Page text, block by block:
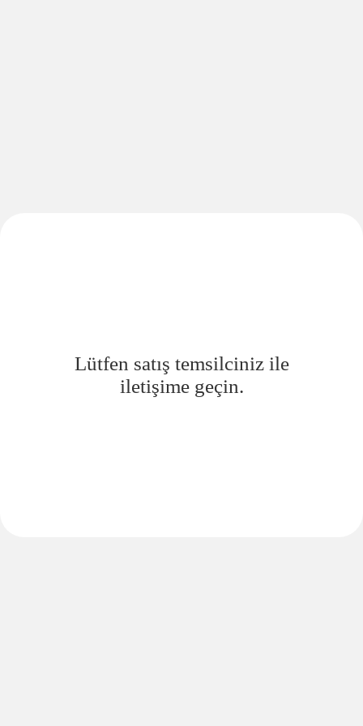
Lütfen satış temsilciniz ile
iletişime geçin.